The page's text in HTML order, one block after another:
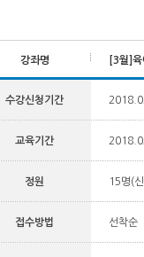
강좌명 [3월]육
수강신청기간
교육기간
정원 15명(
접수방법 선착순